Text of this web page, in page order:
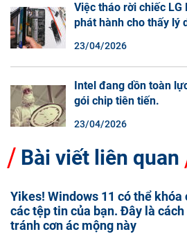
Việc tháo rời chiếc
phát hành cho thấy lý
23/04/2026
Intel đang dồn toàn
gói chip tiên tiến.
23/04/2026
Bài viết liên quan
Yikes! Windows 11 có thể khóa
các tệp tin của bạn. Đây là cách
tránh cơn ác mộng này